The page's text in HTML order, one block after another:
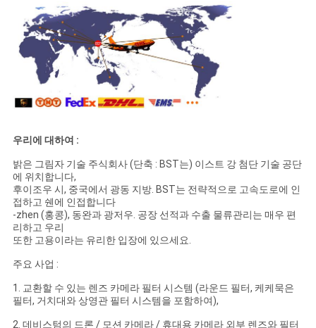
우리에 대하여 :
밝은 그림자 기술 주식회사 (단축 : BST는) 이스트 강 첨단 기술 공단
에 위치합니다,
후이조우 시, 중국에서 광동 지방. BST는 전략적으로 고속도로에 인
접하고 쉔에 인접합니다
-zhen (홍콩), 동완과 광저우. 공장 선적과 수출 물류관리는 매우 편
리하고 우리
또한 고용이라는 유리한 입장에 있으세요.
주요 사업 :
1. 교환할 수 있는 렌즈 카메라 필터 시스템 (라운드 필터, 케케묵은
필터, 거치대와 상영관 필터 시스템을 포함하여),
2. 데비스텀의 드론 / 모션 카메라 / 휴대용 카메라 외부 렌즈와 필터